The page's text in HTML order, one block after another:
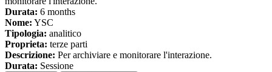
Durata: 6 months
Nome: YSC
Tipologia: analitico
Proprieta: terze parti
Descrizione: Per archiviare e monitorare l'interazione.
Durata: Sessione